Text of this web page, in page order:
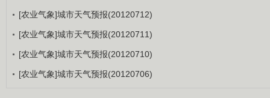
[农业气象]城市天气预报(20120712)
[农业气象]城市天气预报(20120711)
[农业气象]城市天气预报(20120710)
[农业气象]城市天气预报(20120706)